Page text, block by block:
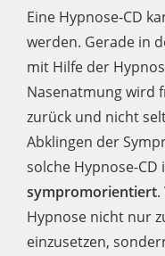
Eine Hypnose-CD
werden. Gerade in
mit Hilfe der
Nasenatmung wird
zurück und nicht
Abklingen der
solche Hypnose-CD
sympromorientiert
Hypnose nicht nur
einzusetzen,